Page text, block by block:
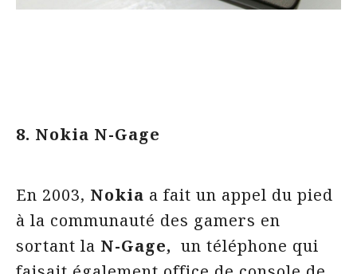
8. Nokia N-Gage
En 2003, Nokia a fait un appel du pied
à la communauté des gamers en
sortant la N-Gage, un téléphone qui